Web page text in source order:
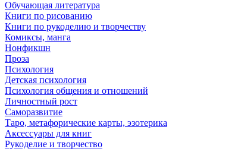
Обучающая литература
Книги по рисованию
Книги по рукоделию и творчеству
Комиксы, манга
Нонфикшн
Проза
Психология
Детская психология
Психология общения и отношений
Личностный рост
Саморазвитие
Таро, метафорические карты, эзотерика
Аксессуары для книг
Рукоделие и творчество